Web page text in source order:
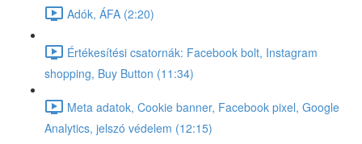
Adók, ÁFA (2:20)
Értékesítési csatornák: Facebook bolt, Instagram
shopping, Buy Button (11:34)
Meta adatok, Cookie banner, Facebook pixel, Google
Analytics, jelszó védelem (12:15)